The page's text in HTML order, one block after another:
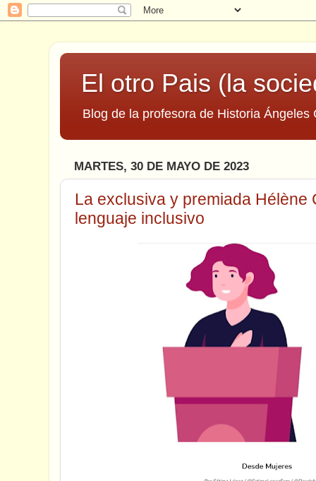
El otro Pais (la
Blog de la profesora de Historia Ángeles
MARTES, 30 DE MAYO DE 2023
La exclusiva y premiada Hélène
lenguaje inclusivo